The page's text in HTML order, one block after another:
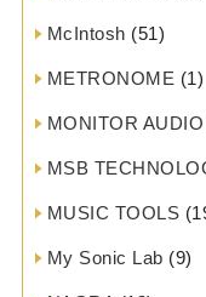
McIntosh (51)
METRONOME (1)
MONITOR AUDIO
MSB
MUSIC TOOLS
My Sonic Lab (9)